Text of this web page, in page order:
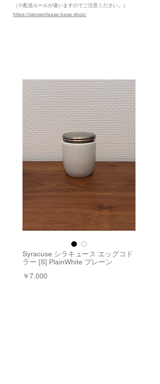
（※配送ルールが違いますのでご注意ください。）
https://senseofease.base.shop/
Syracuse シラキュース エッグコド
ラー [S] PlainWhite プレーン
￥7,000価